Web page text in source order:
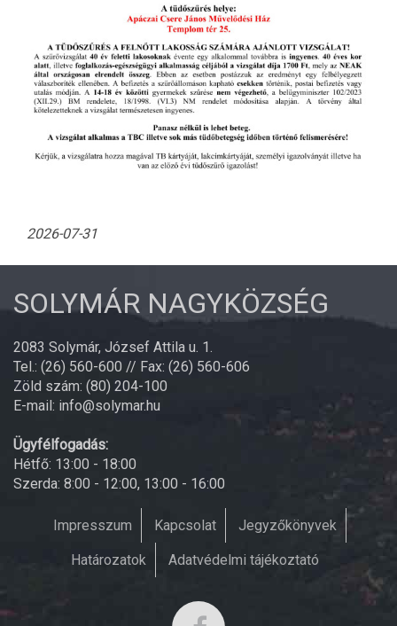
2026-07-31
SOLYMÁR NAGYKÖZSÉG
2083 Solymár, József Attila u. 1.
Tel.: (26) 560-600 // Fax: (26) 560-606
Zöld szám: (80) 204-100
E-mail: info@solymar.hu
Ügyfélfogadás:
Hétfő: 13:00 - 18:00
Szerda: 8:00 - 12:00, 13:00 - 16:00
Impresszum Kapcsolat Jegyzőkönyvek
Határozatok Adatvédelmi tájékoztató